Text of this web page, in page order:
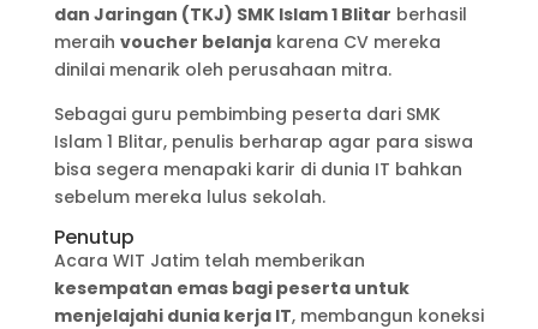
dan Jaringan (TKJ) SMK Islam 1 Blitar berhasil
meraih voucher belanjakarena CV mereka
dinilai menarik oleh perusahaan mitra.
Sebagai guru pembimbing peserta dari SMK
Islam 1 Blitar, penulis berharap agar para siswa
bisa segera menapaki karir di dunia IT bahkan
sebelum mereka lulus sekolah.
Penutup
Acara WIT Jatim telah memberikan
kesempatan emas bagi peserta untuk
menjelajahi dunia kerja IT, membangun koneksi